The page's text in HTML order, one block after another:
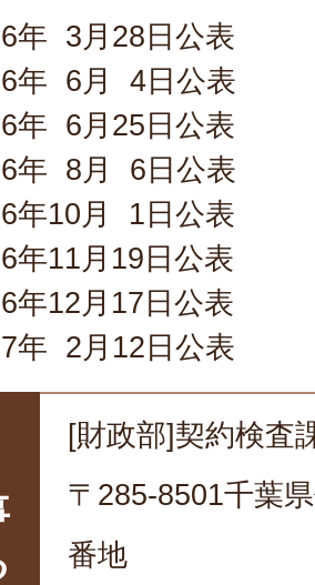
年 3月28日公表
年 6月 4日公表
年 6月25日公表
年 8月 6日公表
年10月 1日公表
年11月19日公表
年12月17日公表
年 2月12日公表
[財政部]契約検査
〒285-8501千葉
番地